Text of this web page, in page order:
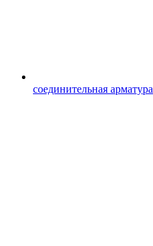
соединительная арматура